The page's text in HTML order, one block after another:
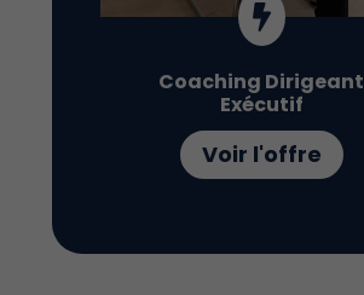

Coaching Dirigeant
Exécutif
Voir l'offre